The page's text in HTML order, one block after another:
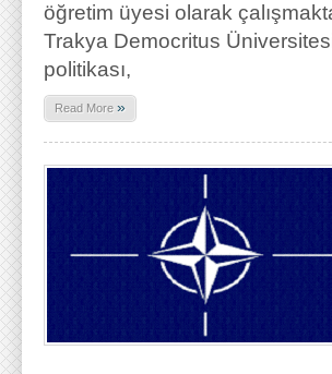
öğretim üyesi olarak
Trakya Democritus
politikası,
Read More »